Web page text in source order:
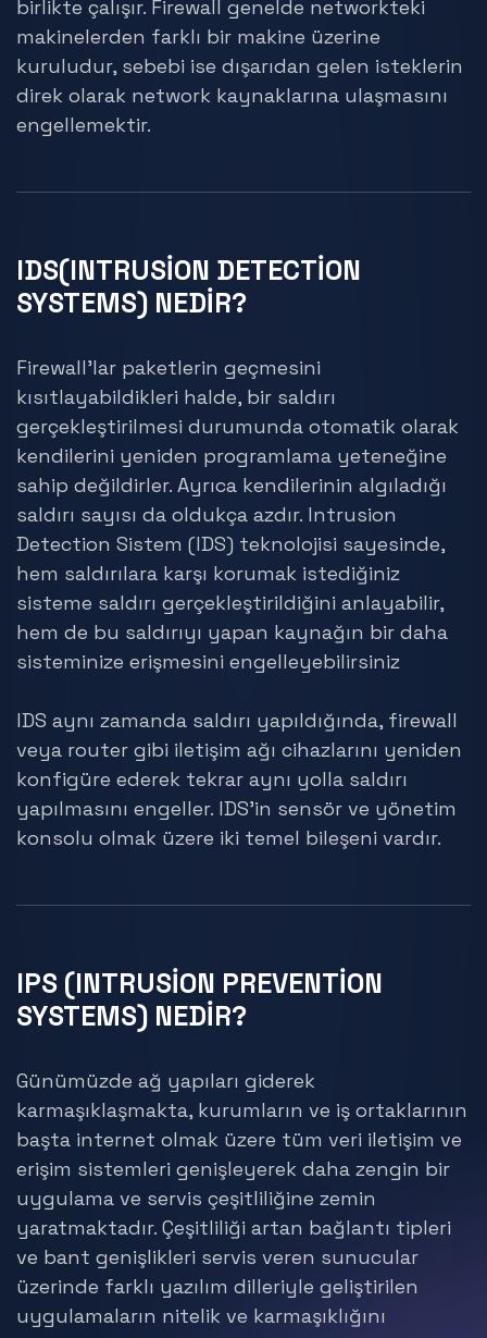
birlikte çalışır. Firewall genelde networkteki
makinelerden farklı bir makine üzerine
kuruludur, sebebi ise dışarıdan gelen isteklerin
direk olarak network kaynaklarına ulaşmasını
engellemektir.
IDS(INTRUSİON DETECTİON
SYSTEMS) NEDİR?
Firewall’lar paketlerin geçmesini
kısıtlayabildikleri halde, bir saldırı
gerçekleştirilmesi durumunda otomatik olarak
kendilerini yeniden programlama yeteneğine
sahip değildirler. Ayrıca kendilerinin algıladığı
saldırı sayısı da oldukça azdır. Intrusion
Detection Sistem (IDS) teknolojisi sayesinde,
hem saldırılara karşı korumak istediğiniz
sisteme saldırı gerçekleştirildiğini anlayabilir,
hem de bu saldırıyı yapan kaynağın bir daha
sisteminize erişmesini engelleyebilirsiniz
IDS aynı zamanda saldırı yapıldığında, firewall
veya router gibi iletişim ağı cihazlarını yeniden
konfigüre ederek tekrar aynı yolla saldırı
yapılmasını engeller. IDS’in sensör ve yönetim
konsolu olmak üzere iki temel bileşeni vardır.
IPS (INTRUSİON PREVENTİON
SYSTEMS) NEDİR?
Günümüzde ağ yapıları giderek
karmaşıklaşmakta, kurumların ve iş ortaklarının
başta internet olmak üzere tüm veri iletişim ve
erişim sistemleri genişleyerek daha zengin bir
uygulama ve servis çeşitliliğine zemin
yaratmaktadır. Çeşitliliği artan bağlantı tipleri
ve bant genişlikleri servis veren sunucular
üzerinde farklı yazılım dilleriyle geliştirilen
uygulamaların nitelik ve karmaşıklığını